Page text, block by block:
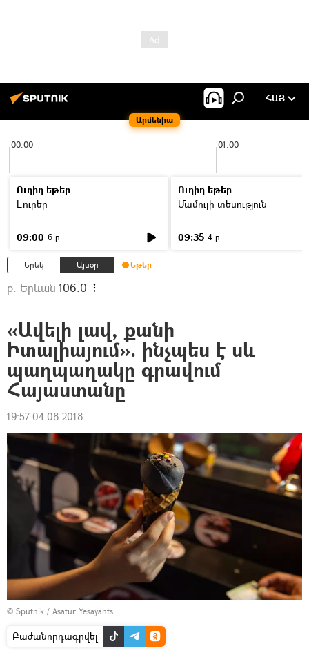
Արմենիա
ՀԱՅ
00:00 01:00
Ուղիղ եթեր
Լուրեր
09:00 6 ր
Ուղիղ եթեր
Մամուլի տեսություն
09:35 4 ր
Երեկ Այսօր Եթեր
ք. Երևան 106.0
«Ավելի լավ, քանի
Իտալիայում». ինչպես է սև
պաղպաղակը գրավում
Հայաստանը
19:57 04.08.2018
© Sputnik / Asatur Yesayants
Բաժանորդագրվել